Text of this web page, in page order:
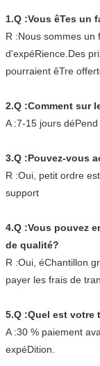
1.Q :Vous êTes un
R :Nous sommes un
d'expéRience.Des
pourraient êTre
2.Q :Comment sur
A :7-15 jours
3.Q :Pouvez-vous
R :Oui, petit ordre
support
4.Q :Vous pouvez
de qualité?
R :Oui, éChantillon
payer les frais de
5.Q :Quel est votre
A :30 % paiement
expéDition.